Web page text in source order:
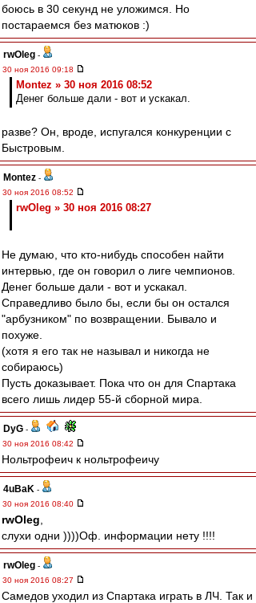
боюсь в 30 секунд не уложимся. Но
постараемся без матюков :)
rwOleg -
30 ноя 2016 09:18
Montez » 30 ноя 2016 08:52
Денег больше дали - вот и ускакал.
разве? Он, вроде, испугался конкуренции с
Быстровым.
Montez -
30 ноя 2016 08:52
rwOleg » 30 ноя 2016 08:27
Не думаю, что кто-нибудь способен найти
интервью, где он говорил о лиге чемпионов.
Денег больше дали - вот и ускакал.
Справедливо было бы, если бы он остался
"арбузником" по возвращении. Бывало и
похуже.
(хотя я его так не называл и никогда не
собираюсь)
Пусть доказывает. Пока что он для Спартака
всего лишь лидер 55-й сборной мира.
DyG -
30 ноя 2016 08:42
Нольтрофеич к нольтрофеичу
4uBaK -
30 ноя 2016 08:40
rwOleg
слухи одни ))))Оф. информации нету !!!!
rwOleg -
30 ноя 2016 08:27
Самедов уходил из Спартака играть в ЛЧ. Так и